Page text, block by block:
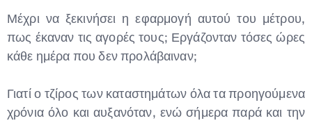
Μέχρι να ξεκινήσει η εφαρμογή αυτού του μέτρου,
πως έκαναν τις αγορές τους; Εργάζονταν τόσες ώρες
κάθε ημέρα που δεν προλάβαιναν;
Γιατί ο τζίρος των καταστημάτων όλα τα προηγούμενα
χρόνια όλο και αυξανόταν, ενώ σήμερα παρά και την